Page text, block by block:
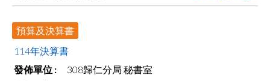
預算及決算書
114年決算書
308歸仁分局 秘書室